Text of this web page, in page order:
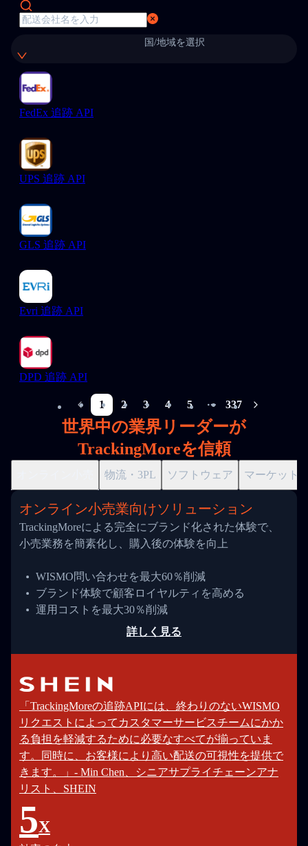
国/地域を選択
FedEx 追跡 API
UPS 追跡 API
GLS 追跡 API
Evri 追跡 API
DPD 追跡 API
1 2 3 4 5
More pages
337
世界中の業界リーダーが
TrackingMoreを信頼
物流・3PL ソフトウェア マーケット
オンライン小売業向けソリューション
TrackingMoreによる完全にブランド化された体験で、
小売業務を簡素化し、購入後の体験を向上
WISMO問い合わせを最大60％削減
ブランド体験で顧客ロイヤルティを高める
運用コストを最大30％削減
詳しく見る
「TrackingMoreの追跡APIには、終わりのないWISMO
リクエストによってカスタマーサービスチームにかか
る負担を軽減するために必要なすべてが揃っていま
す。同時に、お客様により高い配送の可視性を提供で
きます。」- Min Chen、シニアサプライチェーンアナ
リスト、SHEIN
5X